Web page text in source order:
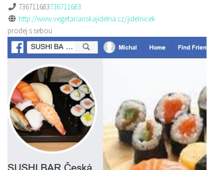
736711683736711683
http://www.vegetarianskajidelna.cz/jidelnicek
prodej s sebou